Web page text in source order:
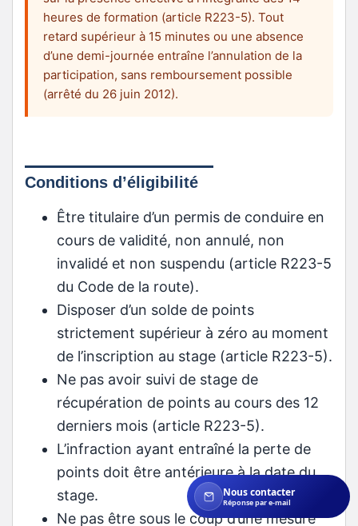
heures de formation (article R223-5). Tout
retard supérieur à 15 minutes ou une absence
d’une demi-journée entraîne l’annulation de la
participation, sans remboursement possible
(arrêté du 26 juin 2012).
Conditions d’éligibilité
Être titulaire d’un permis de conduire en
cours de validité, non annulé, non
invalidé et non suspendu (article R223-5
du Code de la route).
Disposer d’un solde de points
strictement supérieur à zéro au moment
de l’inscription au stage (article R223-5).
Ne pas avoir suivi de stage de
récupération de points au cours des 12
derniers mois (article R223-5).
L’infraction ayant entraîné la perte de
points doit être antérieure à la date du
stage.
Ne pas être sous le coup d’une mesure
Nous contacter
Réponse par e-mail